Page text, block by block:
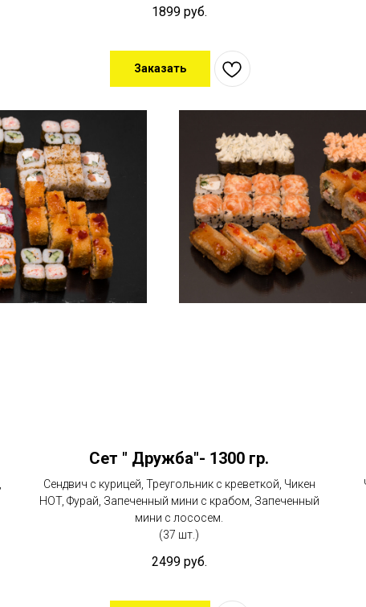
1899 руб.
Заказать
Сет " Дружба"- 1300 гр.
Сендвич с курицей, Треугольник с креветкой, Чикен
HOT, Фурай, Запеченный мини с крабом, Запеченный
мини с лососем.
(37 шт.)
2499 руб.